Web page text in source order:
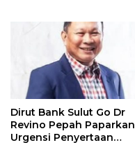
Dirut Bank Sulut Go Dr
Revino Pepah Paparkan
Urgensi Penyertaan